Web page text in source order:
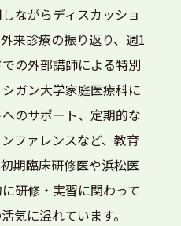
ながらディスカッショ
来診療の振り返り、週1
の外部講師による特別
ガン大学家庭医療科に
のサポート、定期的な
ファレンスなど、教育
期臨床研修医や浜松医
研修・実習に関わって
気に溢れています。